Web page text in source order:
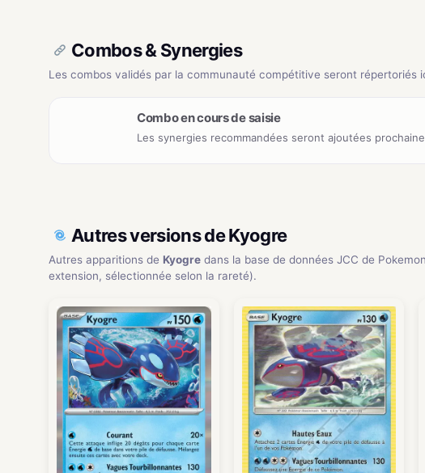
Combos & Synergies
Les combos validés par la communauté compétitive seront répertoriés
Combo en cours de saisie
Les synergies recommandées seront ajoutées
Autres versions de Kyogre
Autres apparitions de Kyogre dans la base de données JCC de
extension, sélectionnée selon la rareté).